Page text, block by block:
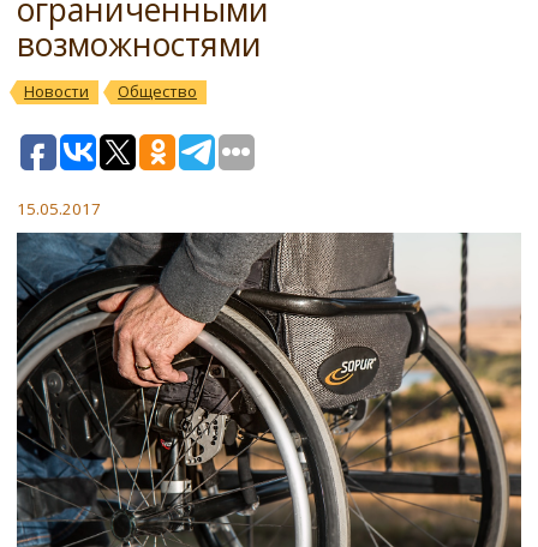
ограниченными
возможностями
Новости Общество
15.05.2017